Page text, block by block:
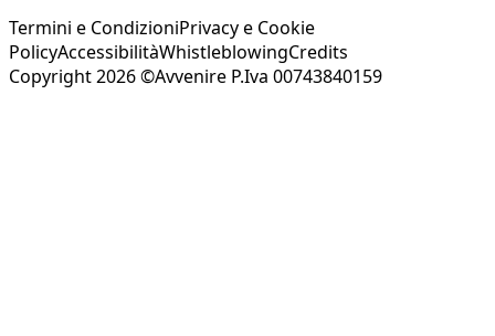
Termini e CondizioniPrivacy e Cookie
PolicyAccessibilitàWhistleblowingCredits
Copyright 2026 ©Avvenire P.Iva 00743840159